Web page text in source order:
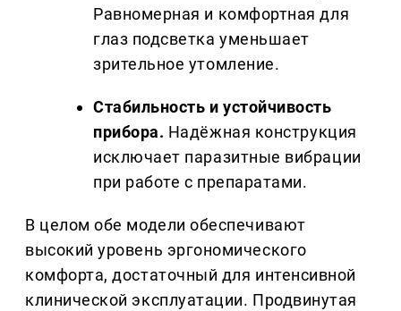
Равномерная и комфортная для
глаз подсветка уменьшает
зрительное утомление.
Стабильность и устойчивость
прибора. Надёжная конструкция
исключает паразитные вибрации
при работе с препаратами.
В целом обе модели обеспечивают
высокий уровень эргономического
комфорта, достаточный для интенсивной
клинической эксплуатации. Продвинутая